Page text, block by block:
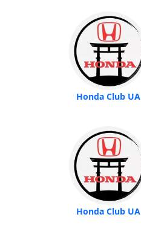
Honda Club UA
Honda Club UA